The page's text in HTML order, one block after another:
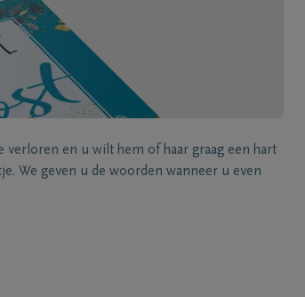
en u wilt hem of haar graag een hart
We geven u de woorden wanneer u even